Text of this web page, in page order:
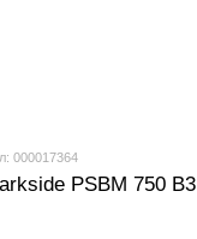
000017364
PSBM 750 B3